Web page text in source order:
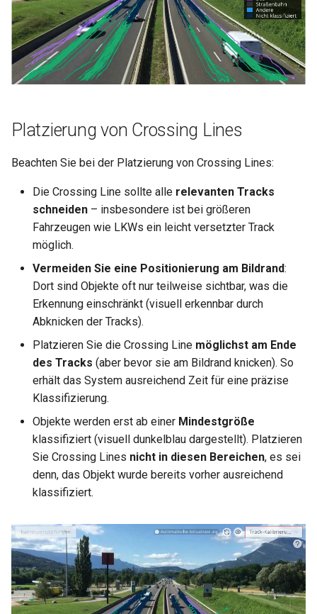
Platzierung von Crossing Lines
Beachten Sie bei der Platzierung von Crossing Lines:
Die Crossing Line sollte alle relevanten Tracks
schneiden – insbesondere ist bei größeren
Fahrzeugen wie LKWs ein leicht versetzter Track
möglich.
Vermeiden Sie eine Positionierung am Bildrand:
Dort sind Objekte oft nur teilweise sichtbar, was die
Erkennung einschränkt (visuell erkennbar durch
Abknicken der Tracks).
Platzieren Sie die Crossing Line möglichst am Ende
des Tracks (aber bevor sie am Bildrand knicken). So
erhält das System ausreichend Zeit für eine präzise
Klassifizierung.
Objekte werden erst ab einer Mindestgröße
klassifiziert (visuell dunkelblau dargestellt). Platzieren
Sie Crossing Lines nicht in diesen Bereichen, es sei
denn, das Objekt wurde bereits vorher ausreichend
klassifiziert.